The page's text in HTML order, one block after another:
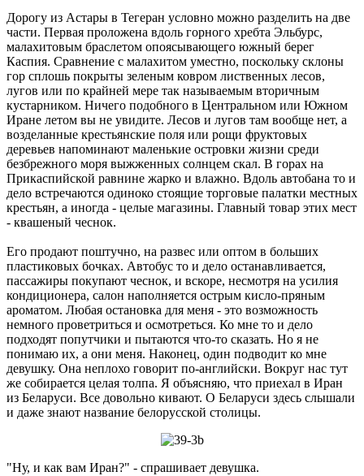
Дорогу из Астары в Тегеран условно можно разделить на две
части. Первая проложена вдоль горного хребта Эльбурс,
малахитовым браслетом опоясывающего южный берег
Каспия. Сравнение с малахитом уместно, поскольку склоны
гор сплошь покрыты зеленым ковром лиственных лесов,
лугов или по крайней мере так называемым вторичным
кустарником. Ничего подобного в Центральном или Южном
Иране летом вы не увидите. Лесов и лугов там вообще нет, а
возделанные крестьянские поля или рощи фруктовых
деревьев напоминают маленькие островки жизни среди
безбрежного моря выжженных солнцем скал. В горах на
Прикаспийской равнине жарко и влажно. Вдоль автобана то и
дело встречаются одиноко стоящие торговые палатки местных
крестьян, а иногда - целые магазины. Главный товар этих мест
- квашеный чеснок.
Его продают поштучно, на развес или оптом в больших
пластиковых бочках. Автобус то и дело останавливается,
пассажиры покупают чеснок, и вскоре, несмотря на усилия
кондиционера, салон наполняется острым кисло-пряным
ароматом. Любая остановка для меня - это возможность
немного проветриться и осмотреться. Ко мне то и дело
подходят попутчики и пытаются что-то сказать. Но я не
понимаю их, а они меня. Наконец, один подводит ко мне
девушку. Она неплохо говорит по-английски. Вокруг нас тут
же собирается целая толпа. Я объясняю, что приехал в Иран
из Беларуси. Все довольно кивают. О Беларуси здесь слышали
и даже знают название белорусской столицы.
"Ну, и как вам Иран?" - спрашивает девушка.